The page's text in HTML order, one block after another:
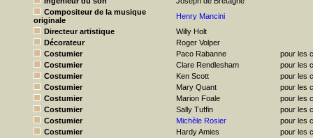
Compositeur de la musique
originale
Henry Mancini
Directeur artistique
Willy Holt
Décorateur
Roger Volper
Costumier
Paco Rabanne
pour les
Costumier
Clare Rendlesham
pour les
Costumier
Ken Scott
pour les
Costumier
Mary Quant
pour les
Costumier
Marion Foale
pour les
Costumier
Sally Tuffin
pour les
Costumier
Michèle Rosier
pour les
Costumier
Hardy Amies
pour les